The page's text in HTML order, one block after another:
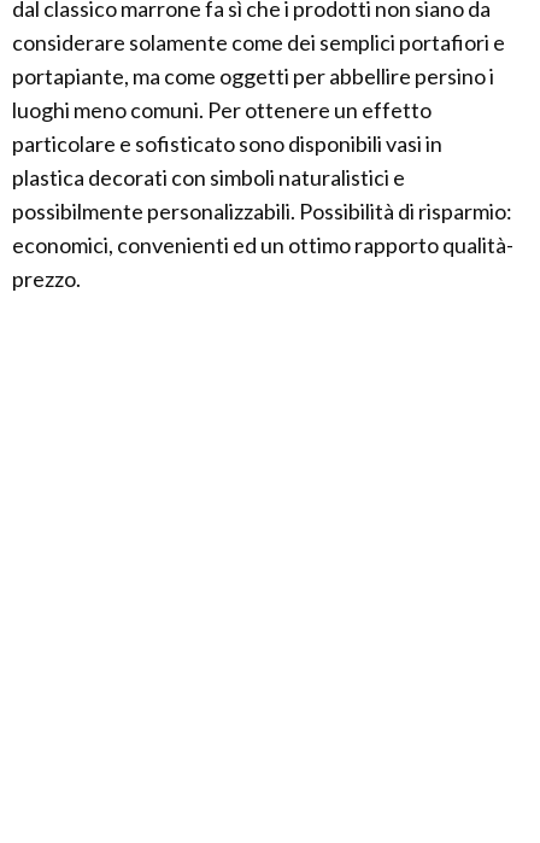
dal classico marrone fa sì che i prodotti non siano da
considerare solamente come dei semplici portafiori e
portapiante, ma come oggetti per abbellire persino i
luoghi meno comuni. Per ottenere un effetto
particolare e sofisticato sono disponibili vasi in
plastica decorati con simboli naturalistici e
possibilmente personalizzabili. Possibilità di risparmio:
economici, convenienti ed un ottimo rapporto qualità-
prezzo.